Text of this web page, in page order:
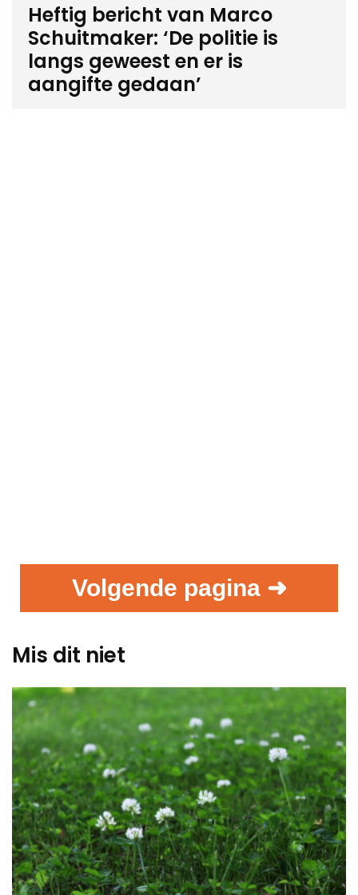
Heftig bericht van Marco
Schuitmaker: ‘De politie is
langs geweest en er is
aangifte gedaan’
Volgende pagina ➜
Mis dit niet